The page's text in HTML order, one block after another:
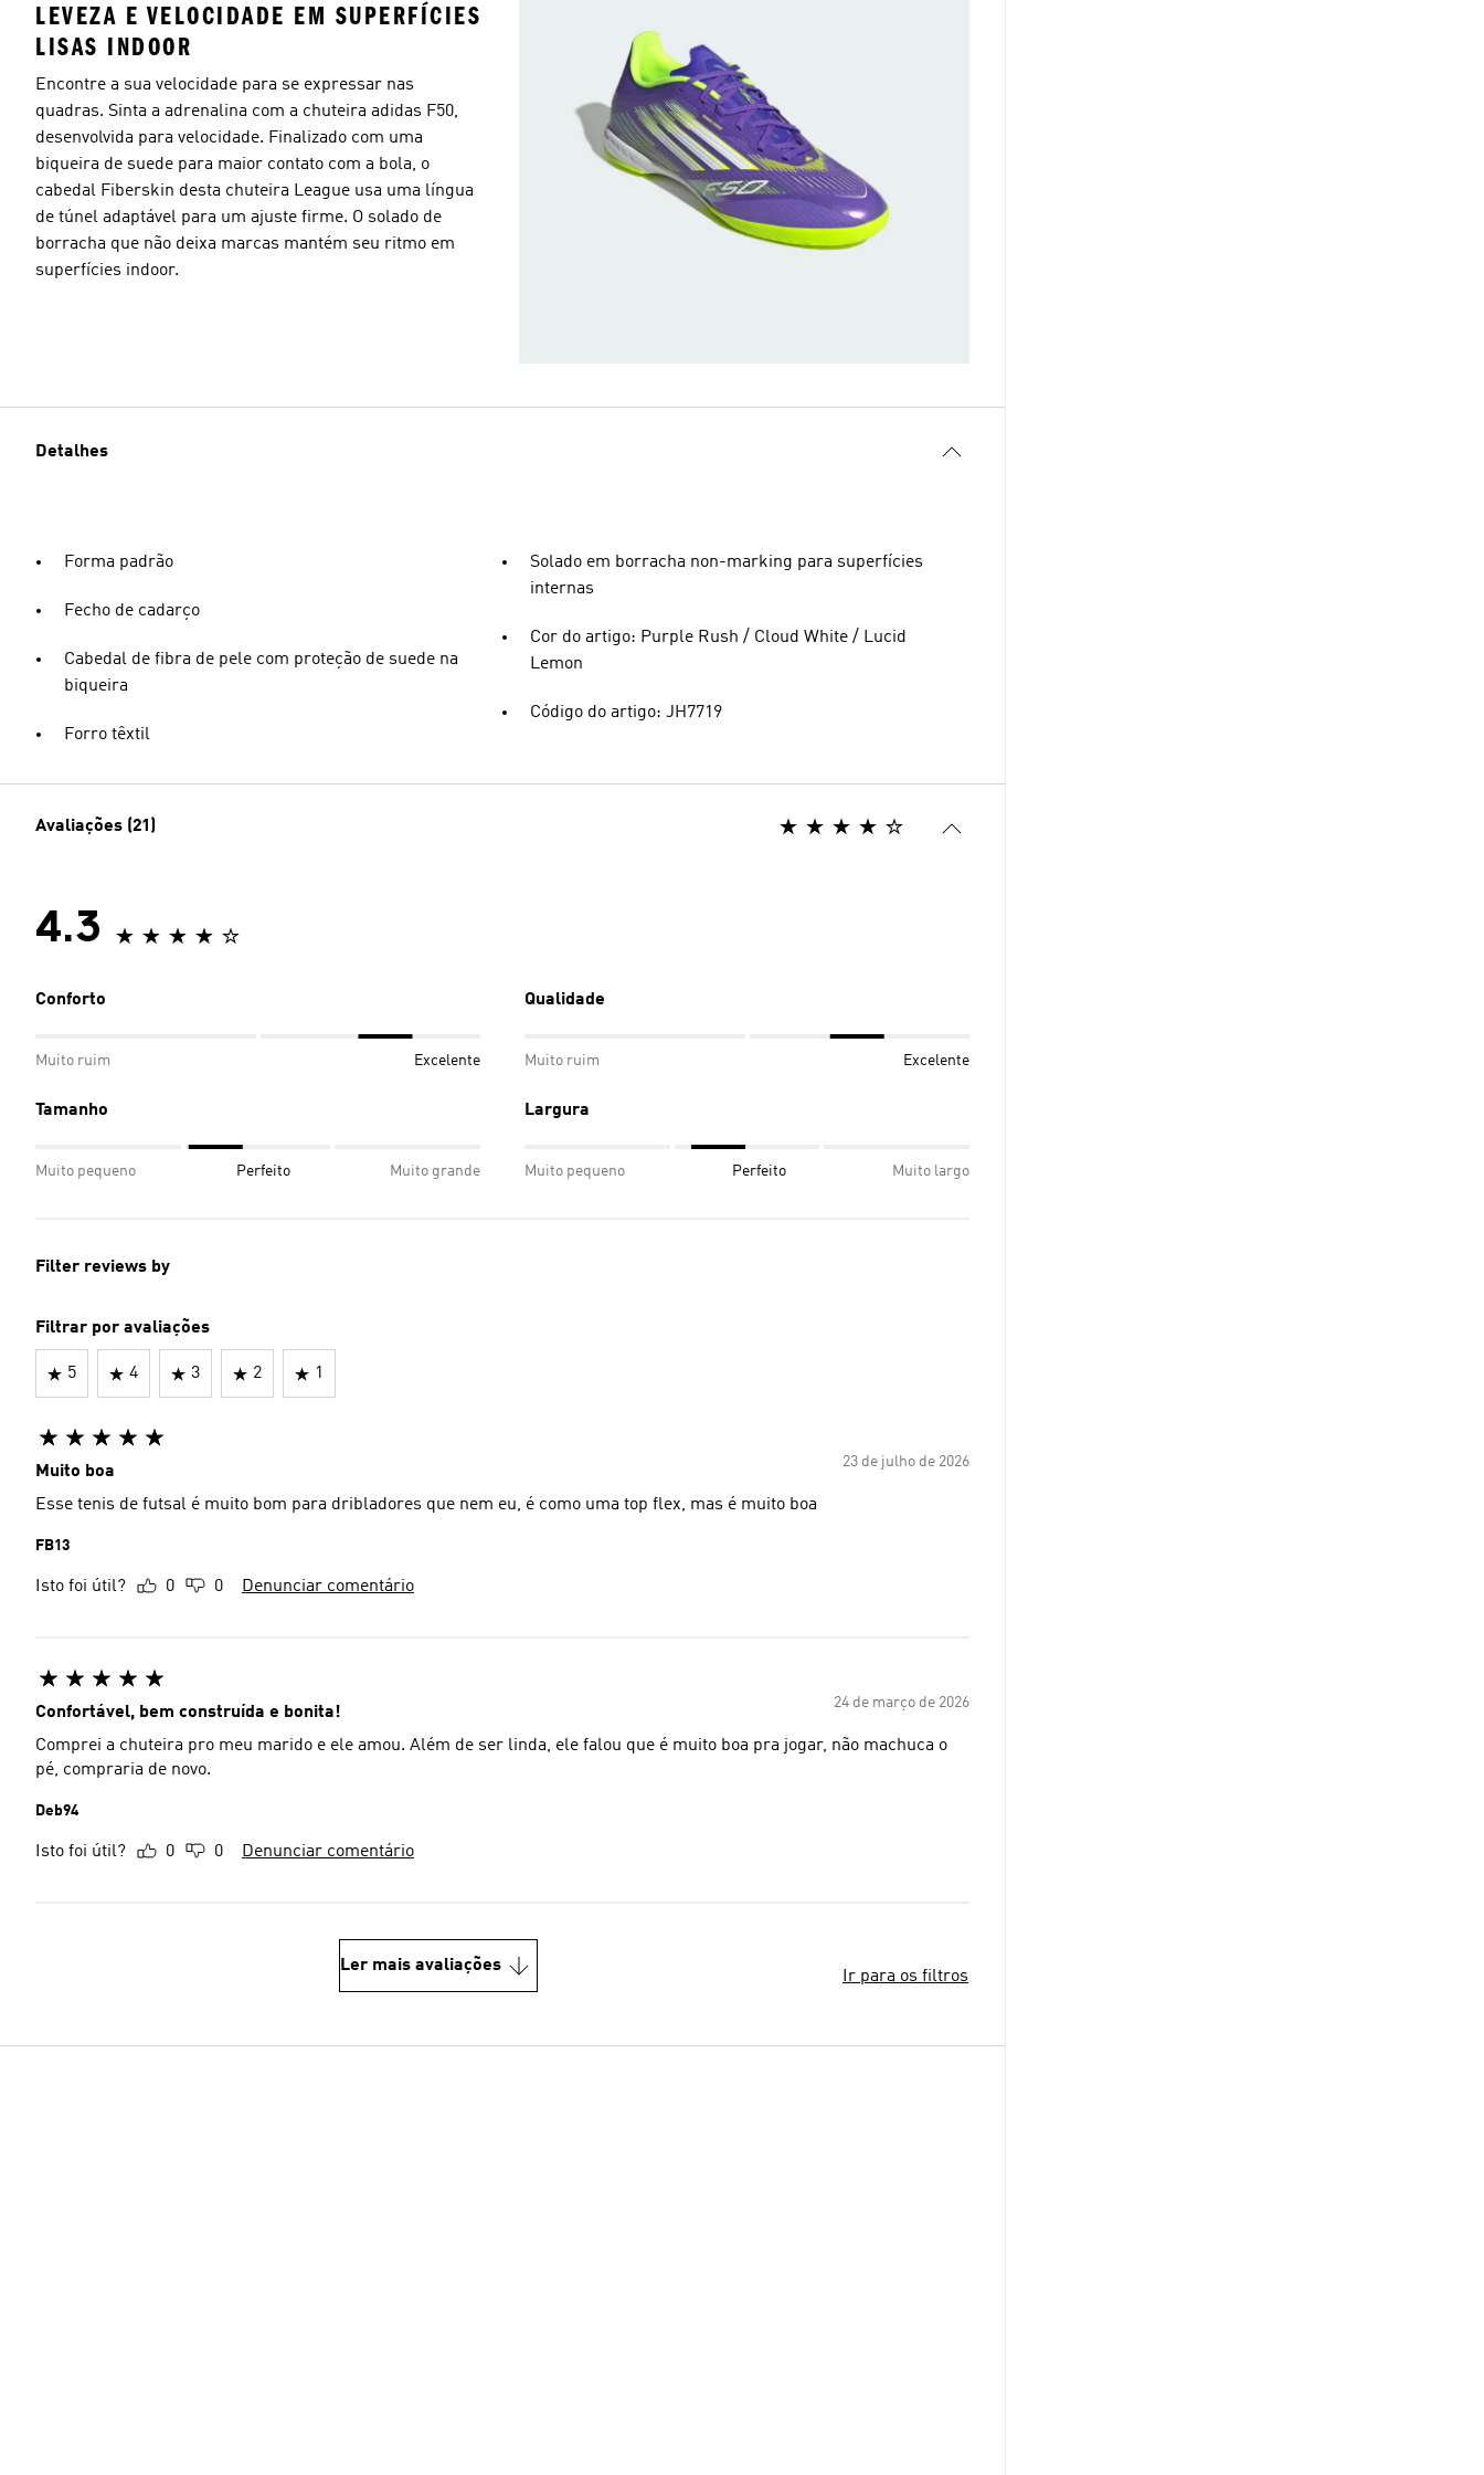
LEVEZA E VELOCIDADE EM SUPERFÍCIES
LISAS INDOOR
Encontre a sua velocidade para se expressar nas
quadras. Sinta a adrenalina com a chuteira adidas F50,
desenvolvida para velocidade. Finalizado com uma
biqueira de suede para maior contato com a bola, o
cabedal Fiberskin desta chuteira League usa uma língua
de túnel adaptável para um ajuste firme. O solado de
borracha que não deixa marcas mantém seu ritmo em
superfícies indoor.
Detalhes
Forma padrão
Fecho de cadarço
Cabedal de fibra de pele com proteção de suede na
biqueira
Forro têxtil
Solado em borracha non-marking para superfícies
internas
Cor do artigo: Purple Rush / Cloud White / Lucid
Lemon
Código do artigo: JH7719
Avaliações (21)
4.3
Conforto
Muito ruim Excelente
Qualidade
Muito ruim Excelente
Tamanho
Muito pequeno Perfeito Muito grande
Largura
Muito pequeno Perfeito Muito largo
Filter reviews by
Filtrar por avaliações
5 4 3 2 1
23 de julho de 2026
Muito boa
Esse tenis de futsal é muito bom para dribladores que nem eu, é como uma top flex, mas é muito boa
FB13
Isto foi útil? 0 0 Denunciar comentário
24 de março de 2026
Confortável, bem construída e bonita!
Comprei a chuteira pro meu marido e ele amou. Além de ser linda, ele falou que é muito boa pra jogar, não machuca o
pé, compraria de novo.
Deb94
Isto foi útil? 0 0 Denunciar comentário
Ler mais avaliações
Ir para os filtros